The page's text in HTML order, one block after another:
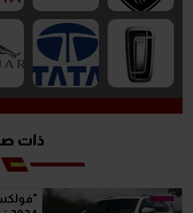
ذات